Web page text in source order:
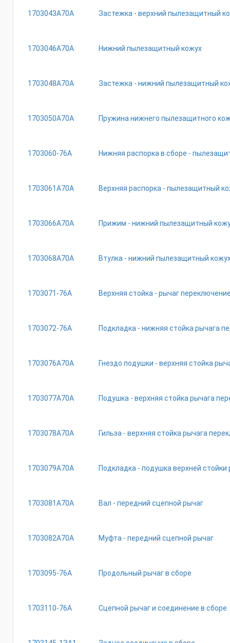
1703043A70A Застежка - верхний пылезащитный
1703046A70A Нижний пылезащитный кожух
1703048A70A Застежка - нижний пылезащитный
1703050A70A Пружина нижнего пылезащитного
1703060-76A Нижняя распорка в сборе -
1703061A70A Верхняя распорка - пылезащитный
1703066A70A Прижим - нижний пылезащитный
1703068A70A Втулка - нижний пылезащитный
1703071-76A Верхняя стойка - рычаг
1703072-76A Подкладка - нижняя стойка рычага
1703076A70A Гнездо подушки - верхняя стойка
1703077A70A Подушка - верхняя стойка рычага
1703078A70A Гильза - верхняя стойка рычага
1703079A70A Подкладка - подушка верхней
1703081A70A Вал - передний сцепной рычаг
1703082A70A Муфта - передний сцепной рычаг
1703095-76A Продольный рычаг в сборе
1703110-76A Сцепной рычаг и соединение в сборе